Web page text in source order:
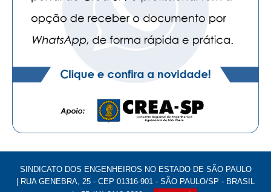
SINDICATO DOS ENGENHEIROS NO ESTADO DE SÃO PAULO
| RUA GENEBRA, 25 - CEP 01316-901 - SÃO PAULO/SP - BRASIL